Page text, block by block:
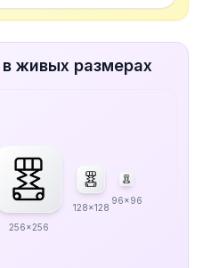
живых размерах
256x256
128x128
96x96